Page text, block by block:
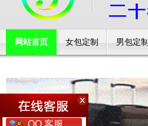
网站首页 女包定制 男包定制
QQ 客服